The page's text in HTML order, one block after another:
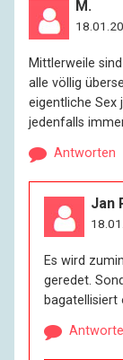
M.
Mittlerweile
alle völlig
eigentliche Sex
jedenfalls
Antworten
Jan
Es wird
geredet.